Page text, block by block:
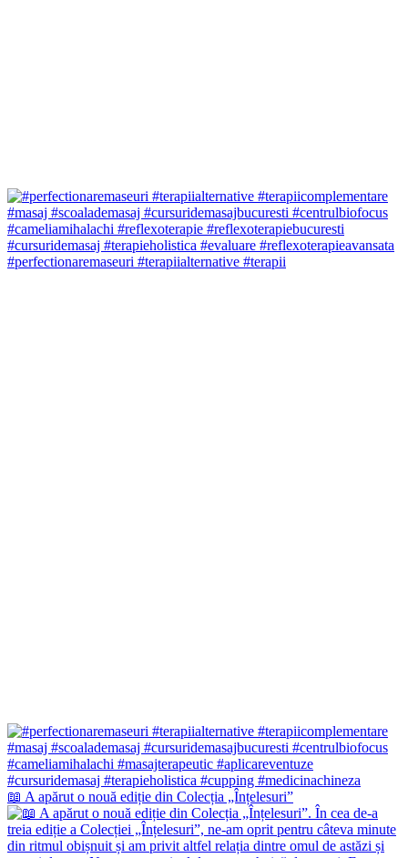
#perfectionaremaseuri #terapiialternative #terapii
📖 A apărut o nouă ediție din Colecția „Înțelesuri”